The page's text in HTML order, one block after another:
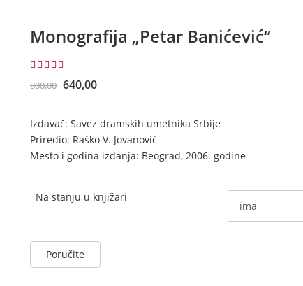
Monografija „Petar Banićević“
800,00 640,00
Izdavač: Savez dramskih umetnika Srbije
Priredio: Raško V. Jovanović
Mesto i godina izdanja: Beograd, 2006. godine
Na stanju u knjižari
Poručite